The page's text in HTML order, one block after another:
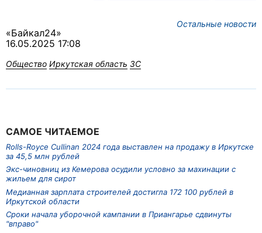
Остальные новости
«Байкал24»
16.05.2025 17:08
Общество Иркутская область ЗС
САМОЕ ЧИТАЕМОЕ
Rolls-Royce Cullinan 2024 года выставлен на продажу в Иркутске
за 45,5 млн рублей
Экс-чиновниц из Кемерова осудили условно за махинации с
жильем для сирот
Медианная зарплата строителей достигла 172 100 рублей в
Иркутской области
Сроки начала уборочной кампании в Приангарье сдвинуты
"вправо"